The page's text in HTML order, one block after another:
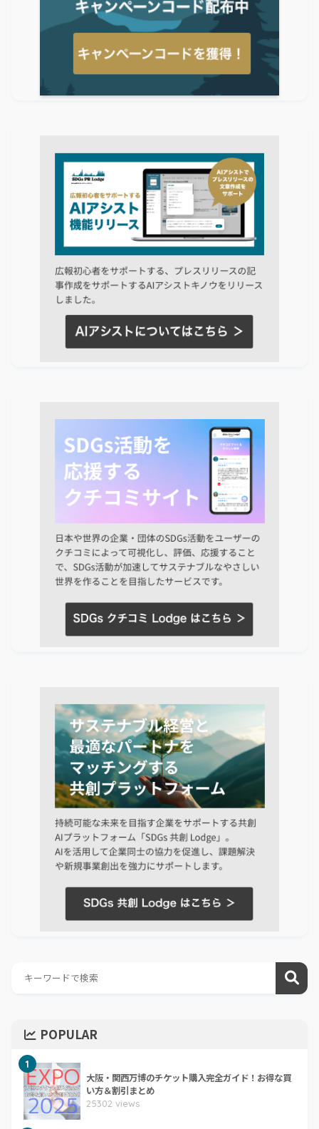
POPULAR
1
大阪・関西万博のチケット購入完全ガイド！お得な買
い方＆割引まとめ
25302 views